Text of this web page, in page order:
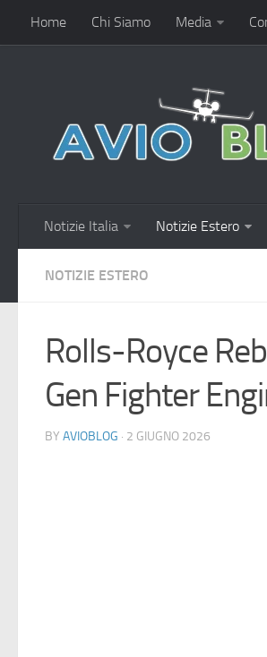
Home Chi Siamo Media
Notizie Italia Notizie Estero
NOTIZIE ESTERO
Rolls-Royce
Gen Fighter
BY AVIOBLOG · 2 GIUGNO 2026